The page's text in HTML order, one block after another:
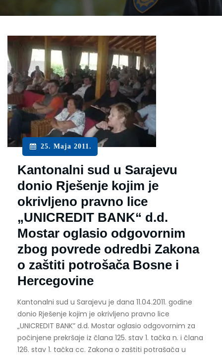
25. Maja 2011.
Kantonalni sud u Sarajevu
donio Rješenje kojim je
okrivljeno pravno lice
„UNICREDIT BANK“ d.d.
Mostar oglasio odgovornim
zbog povrede odredbi Zakona
o zaštiti potrošača Bosne i
Hercegovine
Kantonalni sud u Sarajevu je dana 11.04.2011. godine
donio Rješenje kojim je okrivljeno pravno lice
„UNICREDIT BANK” d.d. Mostar oglasio odgovornim za
počinjene prekršaje iz člana 125. stav 1. tačka n. i člana
126. stav 1. tačka cc. Zakona o zaštiti potrašača u